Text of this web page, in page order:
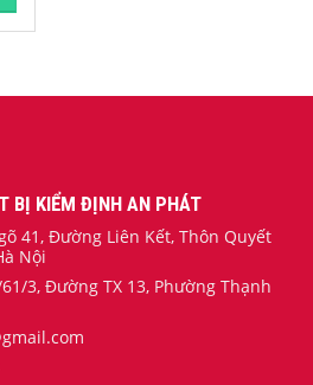
BỊ KIỂM ĐỊNH AN PHÁT
41, Đường Liên Kết, Thôn Quyết
Nội
3, Đường TX 13, Phường Thạnh